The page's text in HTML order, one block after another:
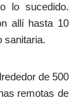
lo sucedido.
allí hasta 10
sanitaria.
de 500
remotas de